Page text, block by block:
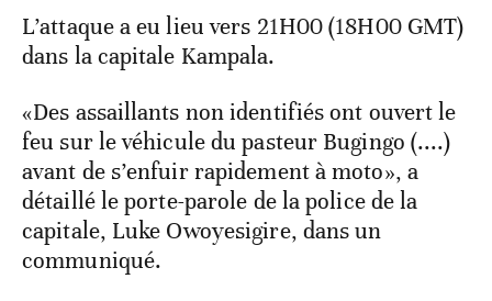
L’attaque a eu lieu vers 21H00 (18H00 GMT)
dans la capitale Kampala.
«Des assaillants non identifiés ont ouvert le
feu sur le véhicule du pasteur Bugingo (....)
avant de s’enfuir rapidement à moto», a
détaillé le porte-parole de la police de la
capitale, Luke Owoyesigire, dans un
communiqué.